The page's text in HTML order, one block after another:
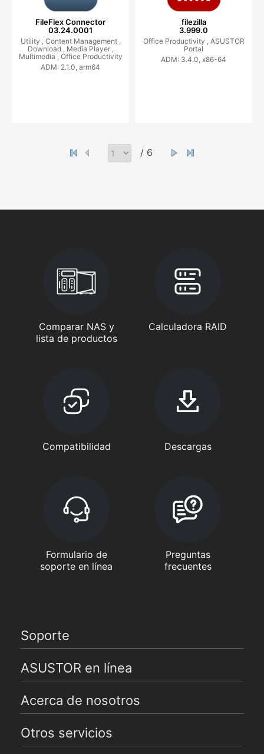
FileFlex Connector
03.24.0001
Utility , Content Management ,
Download , Media Player ,
Multimedia , Office Productivity
ADM: 2.1.0, arm64
filezilla
3.999.0
Office Productivity , ASUSTOR
Portal
ADM: 3.4.0, x86-64
/ 6
Comparar NAS y
lista de productos
Calculadora RAID
Compatibilidad Descargas
Formulario de
soporte en línea
Preguntas
frecuentes
Soporte
ASUSTOR en línea
Acerca de nosotros
Otros servicios